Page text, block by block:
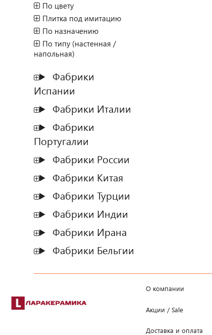
По цвету
Плитка под имитацию
По назначению
По типу (настенная /
напольная)
Фабрики
Испании
Фабрики Италии
Фабрики
Португалии
Фабрики России
Фабрики Китая
Фабрики Турции
Фабрики Индии
Фабрики Ирана
Фабрики Бельгии
О компании
Акции / Sale
Доставка и оплата